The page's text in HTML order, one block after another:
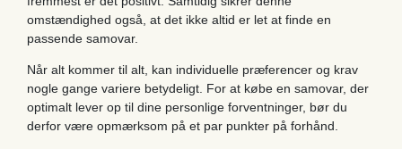
omstændighed også, at det ikke altid er let at finde en
passende samovar.
Når alt kommer til alt, kan individuelle præferencer og krav
nogle gange variere betydeligt. For at købe en samovar, der
optimalt lever op til dine personlige forventninger, bør du
derfor være opmærksom på et par punkter på forhånd.